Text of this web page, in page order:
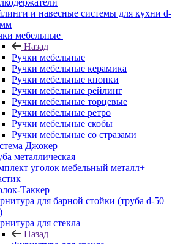
и навесные системы для кухни d-
мебельные
Назад
Ручки мебельные
Ручки мебельные керамика
Ручки мебельные кнопки
Ручки мебельные рейлинг
Ручки мебельные торцевые
Ручки мебельные ретро
Ручки мебельные скобы
Ручки мебельные со стразами
Джокер
металлическая
уголок мебельный металл+
Таккер
для барной стойки (труба d-50
для стекла
Назад